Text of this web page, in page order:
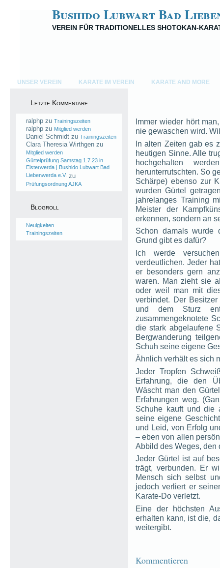
Bushido Lubwart Bad
VEREIN FÜR TRADITIONELLES SHOTOKAN-
UNSER VEREIN KARATE IM VEREIN KARATE AND MORE
Letzte Kommentare
ralphp zu Trainingszeiten
ralphp zu Mitglied werden
Daniel Schmidt zu Trainingszeiten
Clara Theresia Wirthgen zu
Mitglied werden
Gürtelprüfung Samstag 1.7.23 in
Elsterwerda | Bushido Lubwart Bad
Liebenwerda e.V. zu
Prüfungsordnung AJKA
Blogroll
Neuigkeiten
Trainingszeiten
Immer wieder hört
nie gewaschen wird.
In alten Zeiten gab es
heutigen Sinne. Alle
hochgehalten
herunterrutschten. So
Schärpe) ebenso zur
wurden Gürtel
jahrelanges Training
Meister der
erkennen, sondern an
Schon damals wurde
Grund gibt es dafür?
Ich werde
verdeutlichen. Jeder
er besonders gern
waren. Man zieht sie
oder weil man mit
verbindet. Der
und dem Sturz
zusammengeknotete
die stark abgelaufene
Bergwanderung
Schuh seine eigene
Ähnlich verhält es sich
Jeder Tropfen
Erfahrung, die den
Wäscht man den
Erfahrungen weg.
Schuhe kauft und die
seine eigene
und Leid, von Erfolg
– eben von allen
Abbild des Weges, den
Jeder Gürtel ist auf
trägt, verbunden. Er
Mensch sich selbst
jedoch verliert er
Karate-Do verletzt.
Eine der höchsten
erhalten kann, ist die,
weitergibt.
Kommentieren